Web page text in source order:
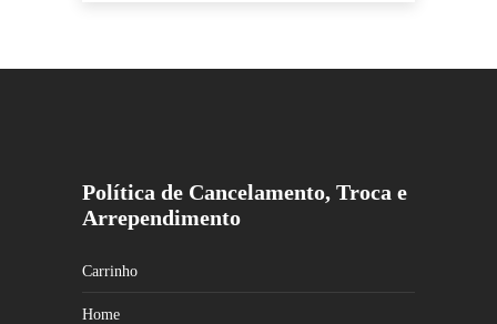
Política de Cancelamento, Troca e
Arrependimento
Carrinho
Home